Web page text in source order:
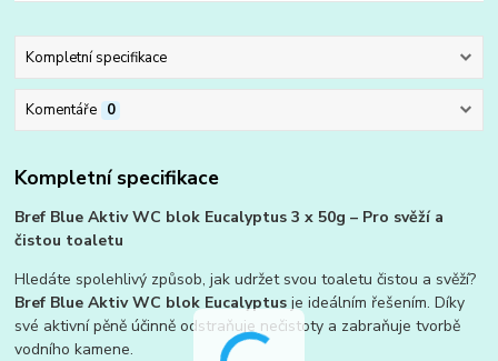
Kompletní specifikace
Komentáře 0
Kompletní specifikace
Bref Blue Aktiv WC blok Eucalyptus 3 x 50g – Pro svěží a
čistou toaletu
Hledáte spolehlivý způsob, jak udržet svou toaletu čistou a svěží?
Bref Blue Aktiv WC blok Eucalyptus je ideálním řešením. Díky
své aktivní pěně účinně odstraňuje nečistoty a zabraňuje tvorbě
vodního kamene.